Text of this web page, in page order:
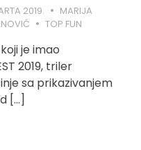
2019.
MARIJA
TOP FUN
je imao
2019, triler
sa prikazivanjem
[…]